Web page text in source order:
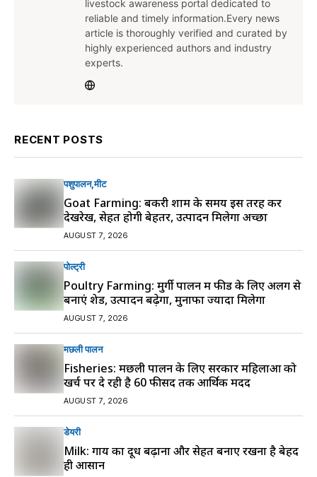
livestock awareness portal dedicated to
reliable and timely information.Every news
article is thoroughly verified and curated by
highly experienced authors and industry
experts.
RECENT POSTS
पशुपालन मीट
Goat Farming: बकरी शाम के समय इस तरह करें
देखरेख, सेहत होगी बेहतर, उत्पादन मिलेगा अच्छा
AUGUST 7, 2026
पोल्ट्री
Poultry Farming: मुर्गी पालन में फीड के लिए अलग से
बनाएं शेड, उत्पादन बढ़ेगा, मुनाफा ज्यादा मिलेगा
AUGUST 7, 2026
मछली पालन
Fisheries: मछली पालन के लिए सरकार महिलाओं को
खर्च पर दे रही है 60 फीसद तक आर्थिक मदद
AUGUST 7, 2026
डेयरी
Milk: गाय का दूध बढ़ाना और सेहत बनाए रखना है बेहद
ही आसान